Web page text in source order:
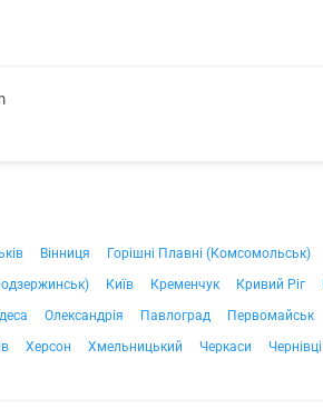
Вінниця Горішні Плавні (Комсомольськ)
Київ Кременчук Кривий Ріг
Олександрія Павлоград Первомайськ
Херсон Хмельницький Черкаси Чернівці